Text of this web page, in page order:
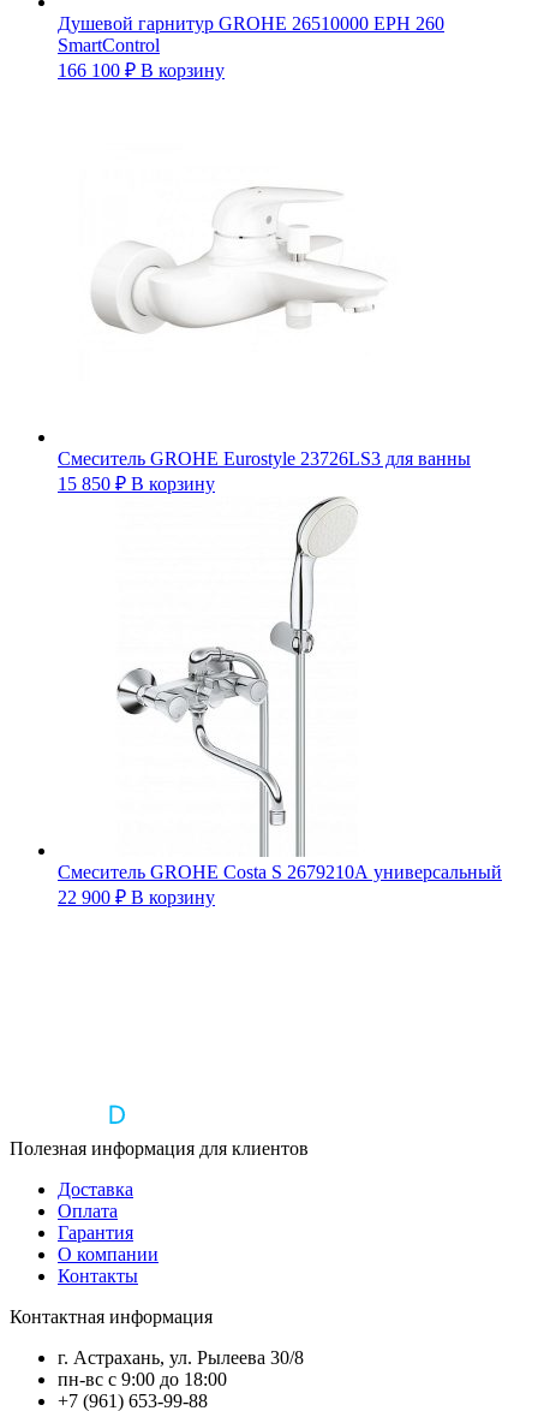
Душевой гарнитур GROHE 26510000 EPH 260
SmartControl
166 100 ₽ В корзину
Смеситель GROHE Eurostyle 23726LS3 для ванны
15 850 ₽ В корзину
Смеситель GROHE Costa S 2679210А универсальный
22 900 ₽ В корзину
Полезная информация для клиентов
Доставка
Оплата
Гарантия
О компании
Контакты
Контактная информация
г. Астрахань, ул. Рылеева 30/8
пн-вс с 9:00 до 18:00
+7 (961) 653-99-88